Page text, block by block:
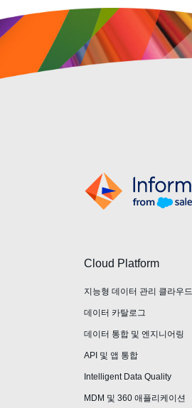
Cloud Platform
지능형 데이터 관리 클라우드
데이터 카탈로그
데이터 통합 및 엔지니어링
API 및 앱 통합
Intelligent Data Quality
MDM 및 360 애플리케이션